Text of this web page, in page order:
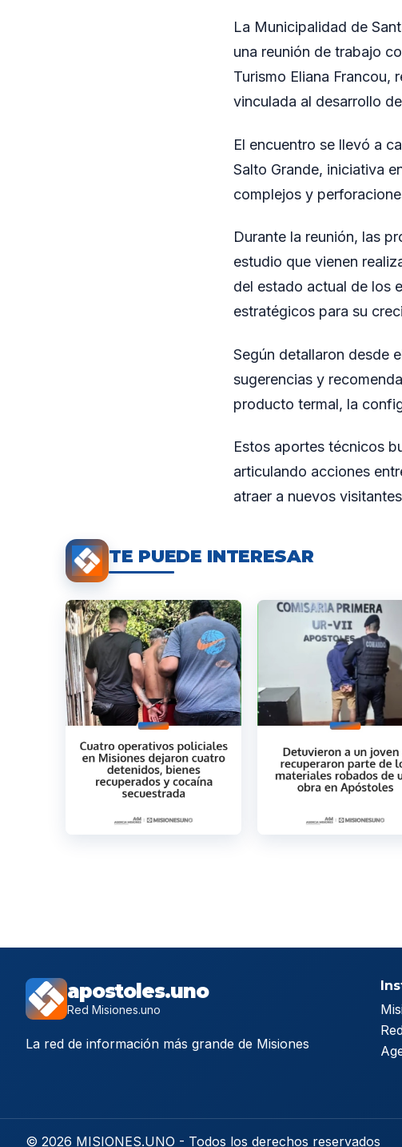
La Municipalidad de
una reunión de trabajo
Turismo Eliana Francou,
vinculada al desarrollo
El encuentro se llevó a
Salto Grande, iniciativa
complejos y
Durante la reunión, las
estudio que vienen
del estado actual de los
estratégicos para su
Según detallaron desde
sugerencias y
producto termal, la
Estos aportes técnicos
articulando acciones
atraer a nuevos
TE PUEDE INTERESAR
apostoles.uno
Red Misiones.uno
La red de información más grande de Misiones
© 2026 MISIONES.UNO - Todos los derechos reservados